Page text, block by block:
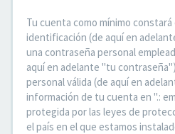
Tu cuenta como mínimo
identificación (de aquí en
una contraseña personal
aquí en adelante "tu
personal válida (de aquí en
información de tu cuenta en ".:
protegida por las leyes de
el país en el que estamos